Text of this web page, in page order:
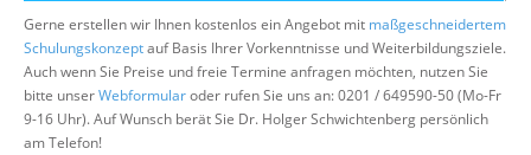
Gerne erstellen wir Ihnen kostenlos ein Angebot mit maßgeschneidertem
Schulungskonzeptauf Basis Ihrer Vorkenntnisse und Weiterbildungsziele.
Auch wenn Sie Preise und freie Termine anfragen möchten, nutzen Sie
bitte unserWebformularoder rufen Sie uns an: 0201 / 649590-50 (Mo-Fr
9-16 Uhr). Auf Wunsch berät Sie Dr. Holger Schwichtenberg persönlich
am Telefon!